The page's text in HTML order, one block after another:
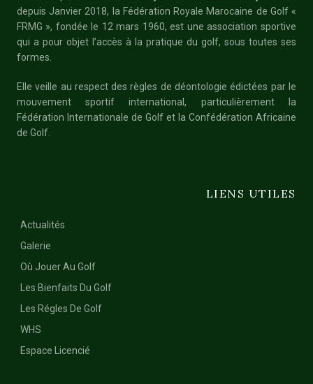
depuis Janvier 2018, la Fédération Royale Marocaine de Golf «
FRMG », fondée le 12 mars 1960, est une association sportive
qui a pour objet l’accès à la pratique du golf, sous toutes ses
formes.
Elle veille au respect des règles de déontologie édictées par le
mouvement sportif international, particulièrement la
Fédération Internationale de Golf et la Confédération Africaine
de Golf.
LIENS UTILES
Actualités
Galerie
Où Jouer Au Golf
Les Bienfaits Du Golf
Les Régles De Golf
WHS
Espace Licencié